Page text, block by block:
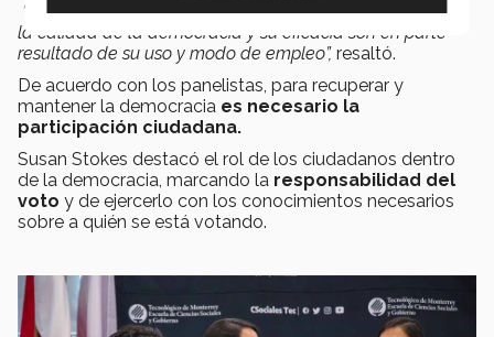
“La democracia no cuenta con agencia, los gobiernos sí,
la calidad de la democracia y su eficacia son en parte
resultado de su uso y modo de empleo”, resaltó.
De acuerdo con los panelistas, para recuperar y
mantener la democracia es necesario la
participación ciudadana.
Susan Stokes destacó el rol de los ciudadanos dentro
de la democracia, marcando la responsabilidad del
voto y de ejercerlo con los conocimientos necesarios
sobre a quién se está votando.